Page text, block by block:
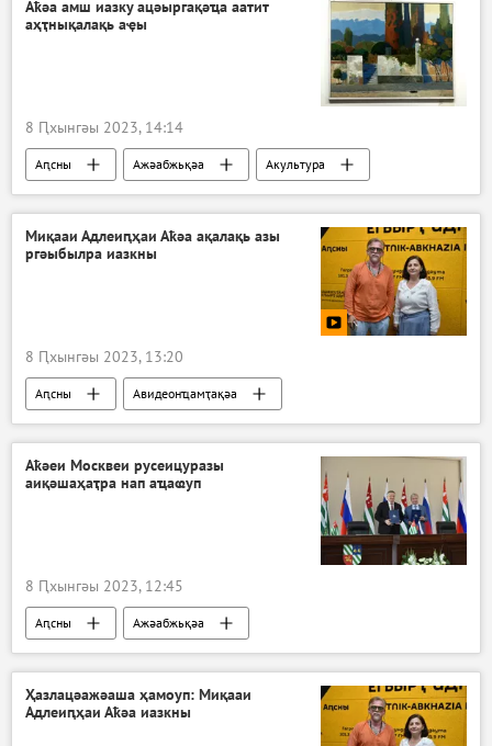
Аҟәа амш иазку ацәыргақәҵа аатит
аҳҭнықалақь аҿы
8 Ԥхынгәы 2023, 14:14
Аԥсны Ажәабжьқәа Акультура
Миқааи Адлеиԥҳаи Аҟәа ақалақь азы
ргәыбылра иазкны
8 Ԥхынгәы 2023, 13:20
Аԥсны Авидеонҵамҭақәа
Аҟәеи Москвеи русеицуразы
аиқәшаҳаҭра нап аҵаҩуп
8 Ԥхынгәы 2023, 12:45
Аԥсны Ажәабжьқәа
Ҳазлацәажәаша ҳамоуп: Миқааи
Адлеиԥҳаи Аҟәа иазкны